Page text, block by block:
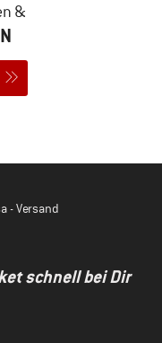
&
- Versand
schnell bei Dir